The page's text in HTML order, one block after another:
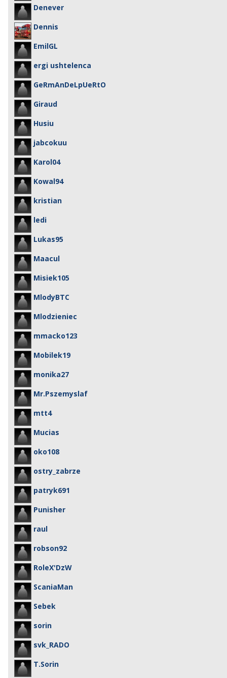
Denever
Dennis
EmilGL
ergi ushtelenca
GeRmAnDeLpUeRtO
Giraud
Husiu
jabcokuu
Karol04
Kowal94
kristian
ledi
Lukas95
Maacul
Misiek105
MlodyBTC
Mlodzieniec
mmacko123
Mobilek19
monika27
Mr.Pszemyslaf
mtt4
Mucias
oko108
ostry_zabrze
patryk691
Punisher
raul
robson92
RoleX'DzW
ScaniaMan
Sebek
sorin
svk_RADO
T.Sorin